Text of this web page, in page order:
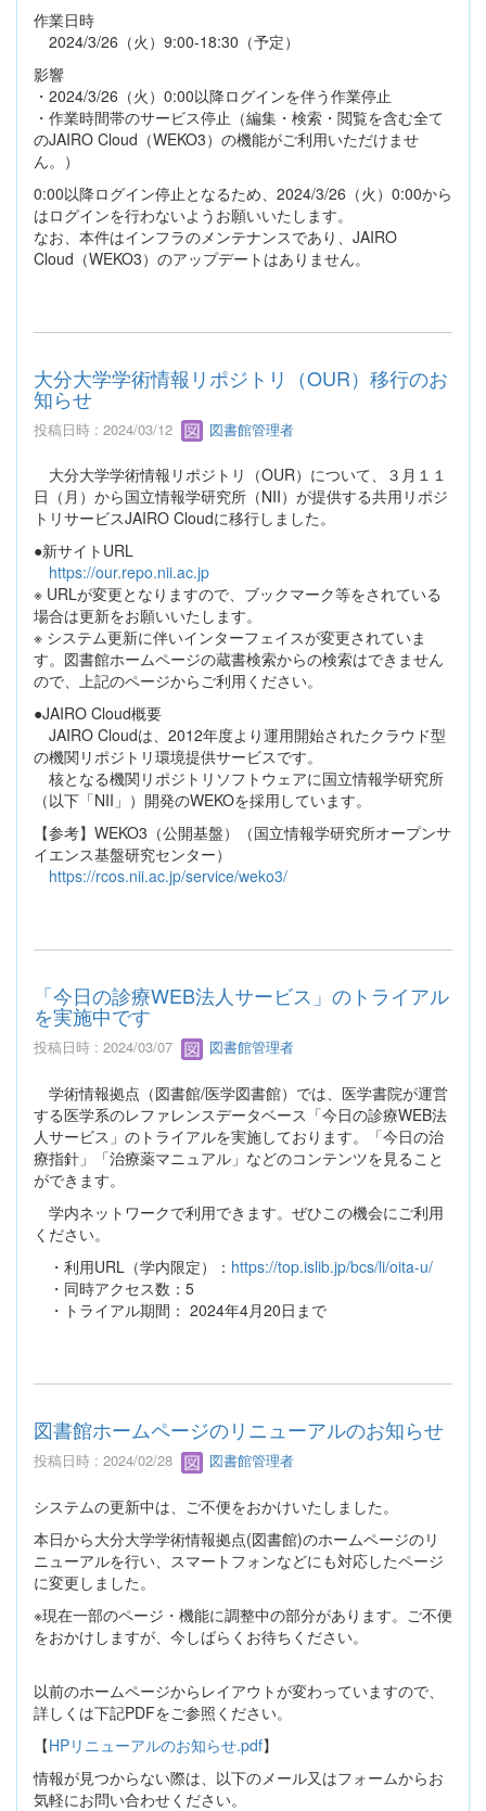
作業日時
2024/3/26（火）9:00-18:30（予定）
影響
・2024/3/26（火）0:00以降ログインを伴う作業停止
・作業時間帯のサービス停止（編集・検索・閲覧を含む全て
のJAIRO Cloud（WEKO3）の機能がご利用いただけませ
ん。）
0:00以降ログイン停止となるため、2024/3/26（火）0:00から
はログインを行わないようお願いいたします。
なお、本件はインフラのメンテナンスであり、JAIRO
Cloud（WEKO3）のアップデートはありません。
大分大学学術情報リポジトリ（OUR）移行のお
知らせ
投稿日時 : 2024/03/12 図書館管理者
大分大学学術情報リポジトリ（OUR）について、３月１１
日（月）から国立情報学研究所（NII）が提供する共用リポジ
トリサービスJAIRO Cloudに移行しました。
●新サイトURL
https://our.repo.nii.ac.jp
※ URLが変更となりますので、ブックマーク等をされている
場合は更新をお願いいたします。
※ システム更新に伴いインターフェイスが変更されていま
す。図書館ホームページの蔵書検索からの検索はできません
ので、上記のページからご利用ください。
●JAIRO Cloud概要
JAIRO Cloudは、2012年度より運用開始されたクラウド型
の機関リポジトリ環境提供サービスです。
核となる機関リポジトリソフトウェアに国立情報学研究所
（以下「NII」）開発のWEKOを採用しています。
【参考】WEKO3（公開基盤）（国立情報学研究所オープンサ
イエンス基盤研究センター）
https://rcos.nii.ac.jp/service/weko3/
「今日の診療WEB法人サービス」のトライアル
を実施中です
投稿日時 : 2024/03/07 図書館管理者
学術情報拠点（図書館/医学図書館）では、医学書院が運営
する医学系のレファレンスデータベース「今日の診療WEB法
人サービス」のトライアルを実施しております。「今日の治
療指針」「治療薬マニュアル」などのコンテンツを見ること
ができます。
学内ネットワークで利用できます。ぜひこの機会にご利用
ください。
・利用URL（学内限定）： https://top.islib.jp/bcs/li/oita-u/
・同時アクセス数：5
・トライアル期間： 2024年4月20日まで
図書館ホームページのリニューアルのお知らせ
投稿日時 : 2024/02/28 図書館管理者
システムの更新中は、ご不便をおかけいたしました。
本日から大分大学学術情報拠点(図書館)のホームページのリ
ニューアルを行い、スマートフォンなどにも対応したページ
に変更しました。
※現在一部のページ・機能に調整中の部分があります。ご不便
をおかけしますが、今しばらくお待ちください。
以前のホームページからレイアウトが変わっていますので、
詳しくは下記PDFをご参照ください。
【HPリニューアルのお知らせ.pdf】
情報が見つからない際は、以下のメール又はフォームからお
気軽にお問い合わせください。